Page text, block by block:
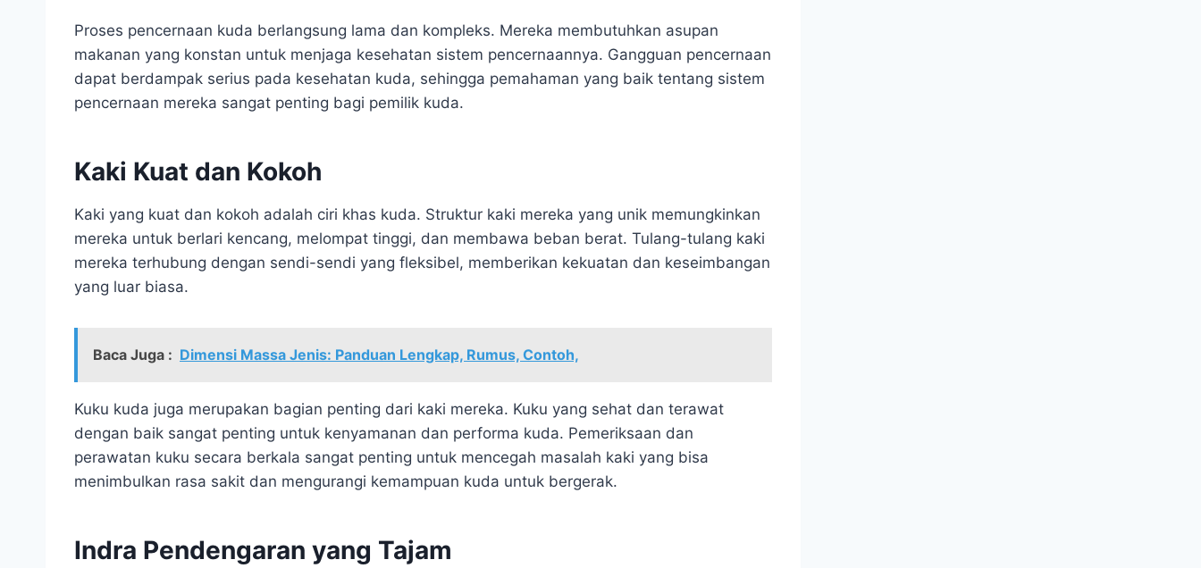
Proses pencernaan kuda berlangsung lama dan kompleks. Mereka membutuhkan asupan
makanan yang konstan untuk menjaga kesehatan sistem pencernaannya. Gangguan pencernaan
dapat berdampak serius pada kesehatan kuda, sehingga pemahaman yang baik tentang sistem
pencernaan mereka sangat penting bagi pemilik kuda.
Kaki Kuat dan Kokoh
Kaki yang kuat dan kokoh adalah ciri khas kuda. Struktur kaki mereka yang unik memungkinkan
mereka untuk berlari kencang, melompat tinggi, dan membawa beban berat. Tulang-tulang kaki
mereka terhubung dengan sendi-sendi yang fleksibel, memberikan kekuatan dan keseimbangan
yang luar biasa.
Baca Juga : Dimensi Massa Jenis: Panduan Lengkap, Rumus, Contoh,
Kuku kuda juga merupakan bagian penting dari kaki mereka. Kuku yang sehat dan terawat
dengan baik sangat penting untuk kenyamanan dan performa kuda. Pemeriksaan dan
perawatan kuku secara berkala sangat penting untuk mencegah masalah kaki yang bisa
menimbulkan rasa sakit dan mengurangi kemampuan kuda untuk bergerak.
Indra Pendengaran yang Tajam